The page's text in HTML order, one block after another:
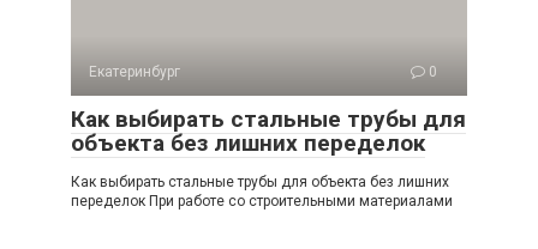
Екатеринбург 0
Как выбирать стальные трубы для
объекта без лишних переделок
Как выбирать стальные трубы для объекта без лишних
переделок При работе со строительными материалами